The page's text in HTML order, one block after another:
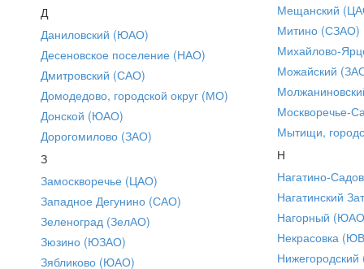
Д
Даниловский (ЮАО)
Десеновское поселение (НАО)
Дмитровский (САО)
Домодедово, городской округ (МО)
Донской (ЮАО)
Дорогомилово (ЗАО)
З
Замоскворечье (ЦАО)
Западное Дегунино (САО)
Зеленоград (ЗелАО)
Зюзино (ЮЗАО)
Зябликово (ЮАО)
Мещанский
Митино (СЗАО)
Михайлово-
Можайский
Москворечье-
Мытищи,
Н
Нагатино-
Нагатинский
Нагорный
Некрасовка